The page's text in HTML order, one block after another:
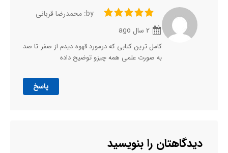
by: محمدرضا قربانی
کامل ترین کتابی که درمورد قهوه دیدم از صفر تا صد
به صورت علمی همه چیزو توضیح داده
پاسخ
دیدگاهتان را بنویسید